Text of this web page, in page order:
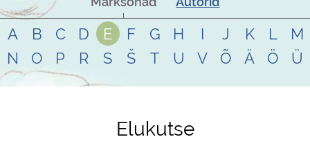
A B C D E F G H I J K L
M
N
O P R S Š T U V Õ Ä Ö Ü
Tsitaadid teemal elukutse
Elukutse